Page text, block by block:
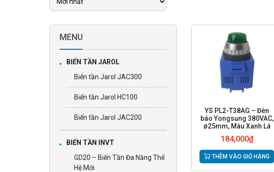
MENU
BIẾN TẦN JAROL
Biến tần Jarol JAC300
Biến tần Jarol HC100
Biến tần Jarol JAC200
BIẾN TẦN INVT
GD20 – Biến Tần Đa Năng Thế
Hệ Mới
YS PL2-T38AG – Đèn
báo Yongsung 380VAC,
ø25mm, Màu Xanh Lá
184,000₫
THÊM VÀO GIỎ HÀNG